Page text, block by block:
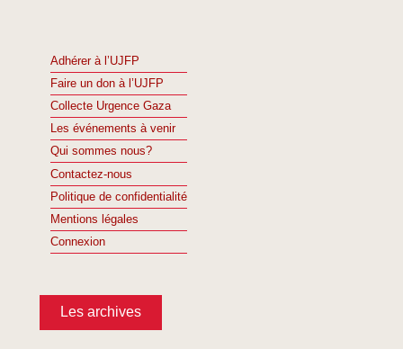
Adhérer à l’UJFP
Faire un don à l’UJFP
Collecte Urgence Gaza
Les événements à venir
Qui sommes nous?
Contactez-nous
Politique de confidentialité
Mentions légales
Connexion
Les archives